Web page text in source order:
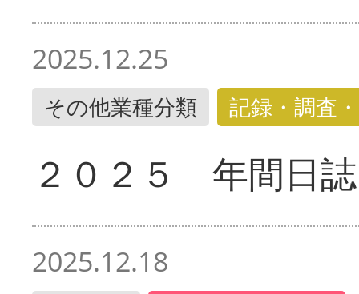
2025.12.25
その他業種分類 記録・調査
２０２５ 年間日誌
2025.12.18